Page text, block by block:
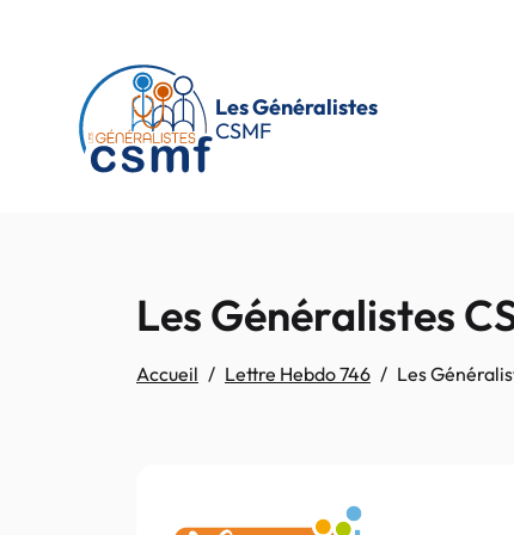
Les Généralistes
CSMF
Les Généralistes
Accueil Lettre Hebdo 746 Les